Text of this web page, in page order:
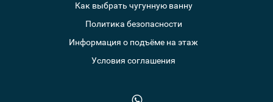
Как выбрать чугунную ванну
Политика безопасности
Информация о подъёме на этаж
Условия соглашения